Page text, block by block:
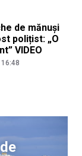
de mănuși
polițist: „O
VIDEO